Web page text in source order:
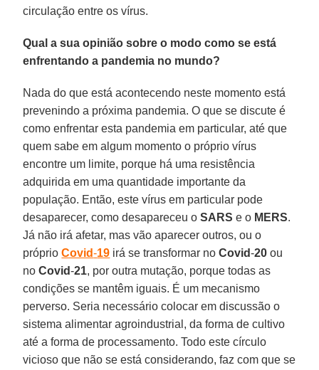
circulação entre os vírus.
Qual a sua opinião sobre o modo como se está
enfrentando a pandemia no mundo?
Nada do que está acontecendo neste momento está
prevenindo a próxima pandemia. O que se discute é
como enfrentar esta pandemia em particular, até que
quem sabe em algum momento o próprio vírus
encontre um limite, porque há uma resistência
adquirida em uma quantidade importante da
população. Então, este vírus em particular pode
desaparecer, como desapareceu oSARS e o MERS.
Já não irá afetar, mas vão aparecer outros, ou o
próprioCovid-19 irá se transformar noCovid-20 ou
noCovid-21, por outra mutação, porque todas as
condições se mantêm iguais. É um mecanismo
perverso. Seria necessário colocar em discussão o
sistema alimentar agroindustrial, da forma de cultivo
até a forma de processamento. Todo este círculo
vicioso que não se está considerando, faz com que se